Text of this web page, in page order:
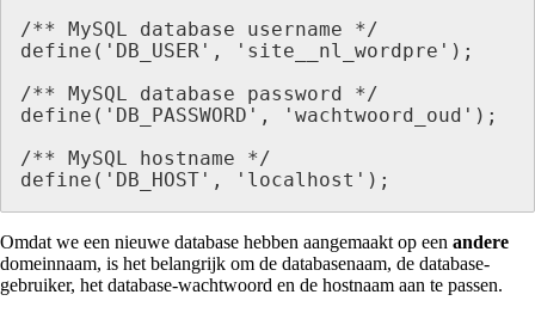
/** MySQL database username */
define('DB_USER', 'site__nl_wordpre');
/** MySQL database password */
define('DB_PASSWORD', 'wachtwoord_oud');
/** MySQL hostname */
define('DB_HOST', 'localhost');
Omdat we een nieuwe database hebben aangemaakt op een andere
domeinnaam, is het belangrijk om de databasenaam, de database-
gebruiker, het database-wachtwoord en de hostnaam aan te passen.